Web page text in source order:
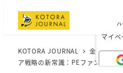
マイ
KOTORA JOURNAL 金融業界
ア戦略の新常識：PEファンドでの